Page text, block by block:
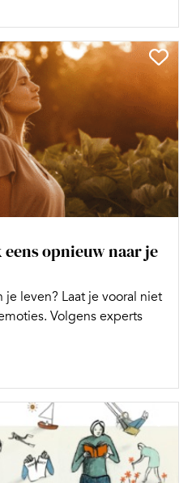
opnieuw naar je
leven? Laat je vooral niet
Volgens experts